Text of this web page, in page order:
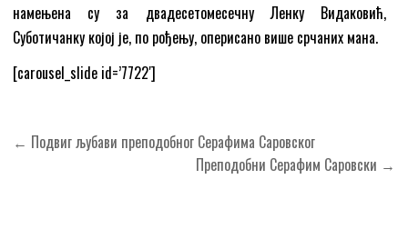
намењена су за двадесетомесечну Ленку Видаковић,
Суботичанку којој је, по рођењу, оперисано више срчаних мана.
[carousel_slide id=’7722′]
Кретање
← Подвиг љубави преподобног Серафима Саровског
Преподобни Серафим Саровски →